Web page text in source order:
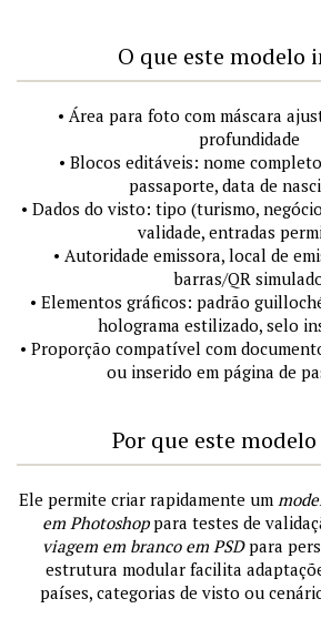
O que este modelo
• Área para foto com máscara
profundidade
• Blocos editáveis: nome
passaporte, data de
• Dados do visto: tipo (turismo,
validade, entradas
• Autoridade emissora, local de
barras/QR
• Elementos gráficos: padrão
holograma estilizado, selo
• Proporção compatível com
ou inserido em página de
Por que este
Ele permite criar rapidamente um
em Photoshoppara testes de
viagem em branco em PSDpara
estrutura modular facilita
países, categorias de visto ou